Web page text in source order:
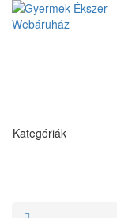
Kategóriák